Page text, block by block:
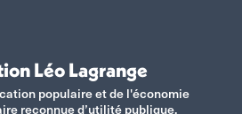
Léo Lagrange
populaire et de l'économie
reconnue d’utilité publique.